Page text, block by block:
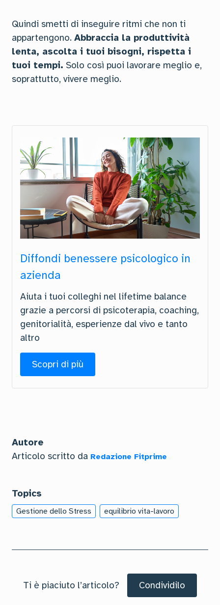
Quindi smetti di inseguire ritmi che non ti
appartengono. Abbraccia la produttività
lenta, ascolta i tuoi bisogni, rispetta i
tuoi tempi. Solo così puoi lavorare meglio e,
soprattutto, vivere meglio.
Diffondi benessere psicologico in
azienda
Aiuta i tuoi colleghi nel lifetime balance
grazie a percorsi di psicoterapia, coaching,
genitorialità, esperienze dal vivo e tanto
altro
Scopri di più
Autore
Articolo scritto da Redazione Fitprime
Topics
Gestione dello Stress equilibrio vita-lavoro
Ti è piaciuto l’articolo? Condividilo